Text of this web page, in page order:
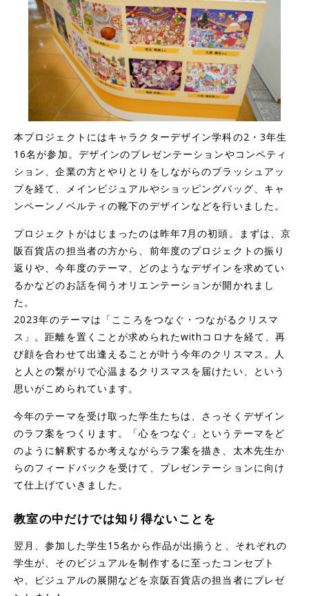
本プロジェクトにはキャラクターデザイン学科の2・3年生
16名が参加。デザインのプレゼンテーションやコンペティ
ション、企業の方とやりとりをしながらのブラッシュアッ
プを経て、メインビジュアルやショッピングバッグ、キャ
ンペーンノベルティの靴下のデザインなどを行いました。
プロジェクトがはじまったのは昨年7月の初頭。まずは、京
阪百貨店の担当者の方から、前年度のプロジェクトの振り
返りや、今年度のテーマ、どのようなデザインを求めてい
るかなどのお話を伺うオリエンテーションが開かれまし
た。
2023年のテーマは「こころをつなぐ・つながるクリスマ
ス」。距離を置くことが求められたwithコロナを経て、再
び顔を合わせて出逢えることが叶う今年のクリスマス。人
と人との繋がりで心温まるクリスマスを届けたい、という
思いがこめられています。
今年のテーマを受け取った学生たちは、さっそくデザイン
のラフ案をつくります。「心をつなぐ」というテーマをど
のように解釈するか考えながらラフ案を描き、太木先生か
らのフィードバックを受けて、プレゼンテーションに向け
て仕上げていきました。
教室の中だけでは知り得ないことを
翌月、参加した学生15名から作品が出揃うと、それぞれの
学生が、そのビジュアルを制作するに至ったコンセプト
や、ビジュアルの展開などを京阪百貨店の担当者にプレゼ